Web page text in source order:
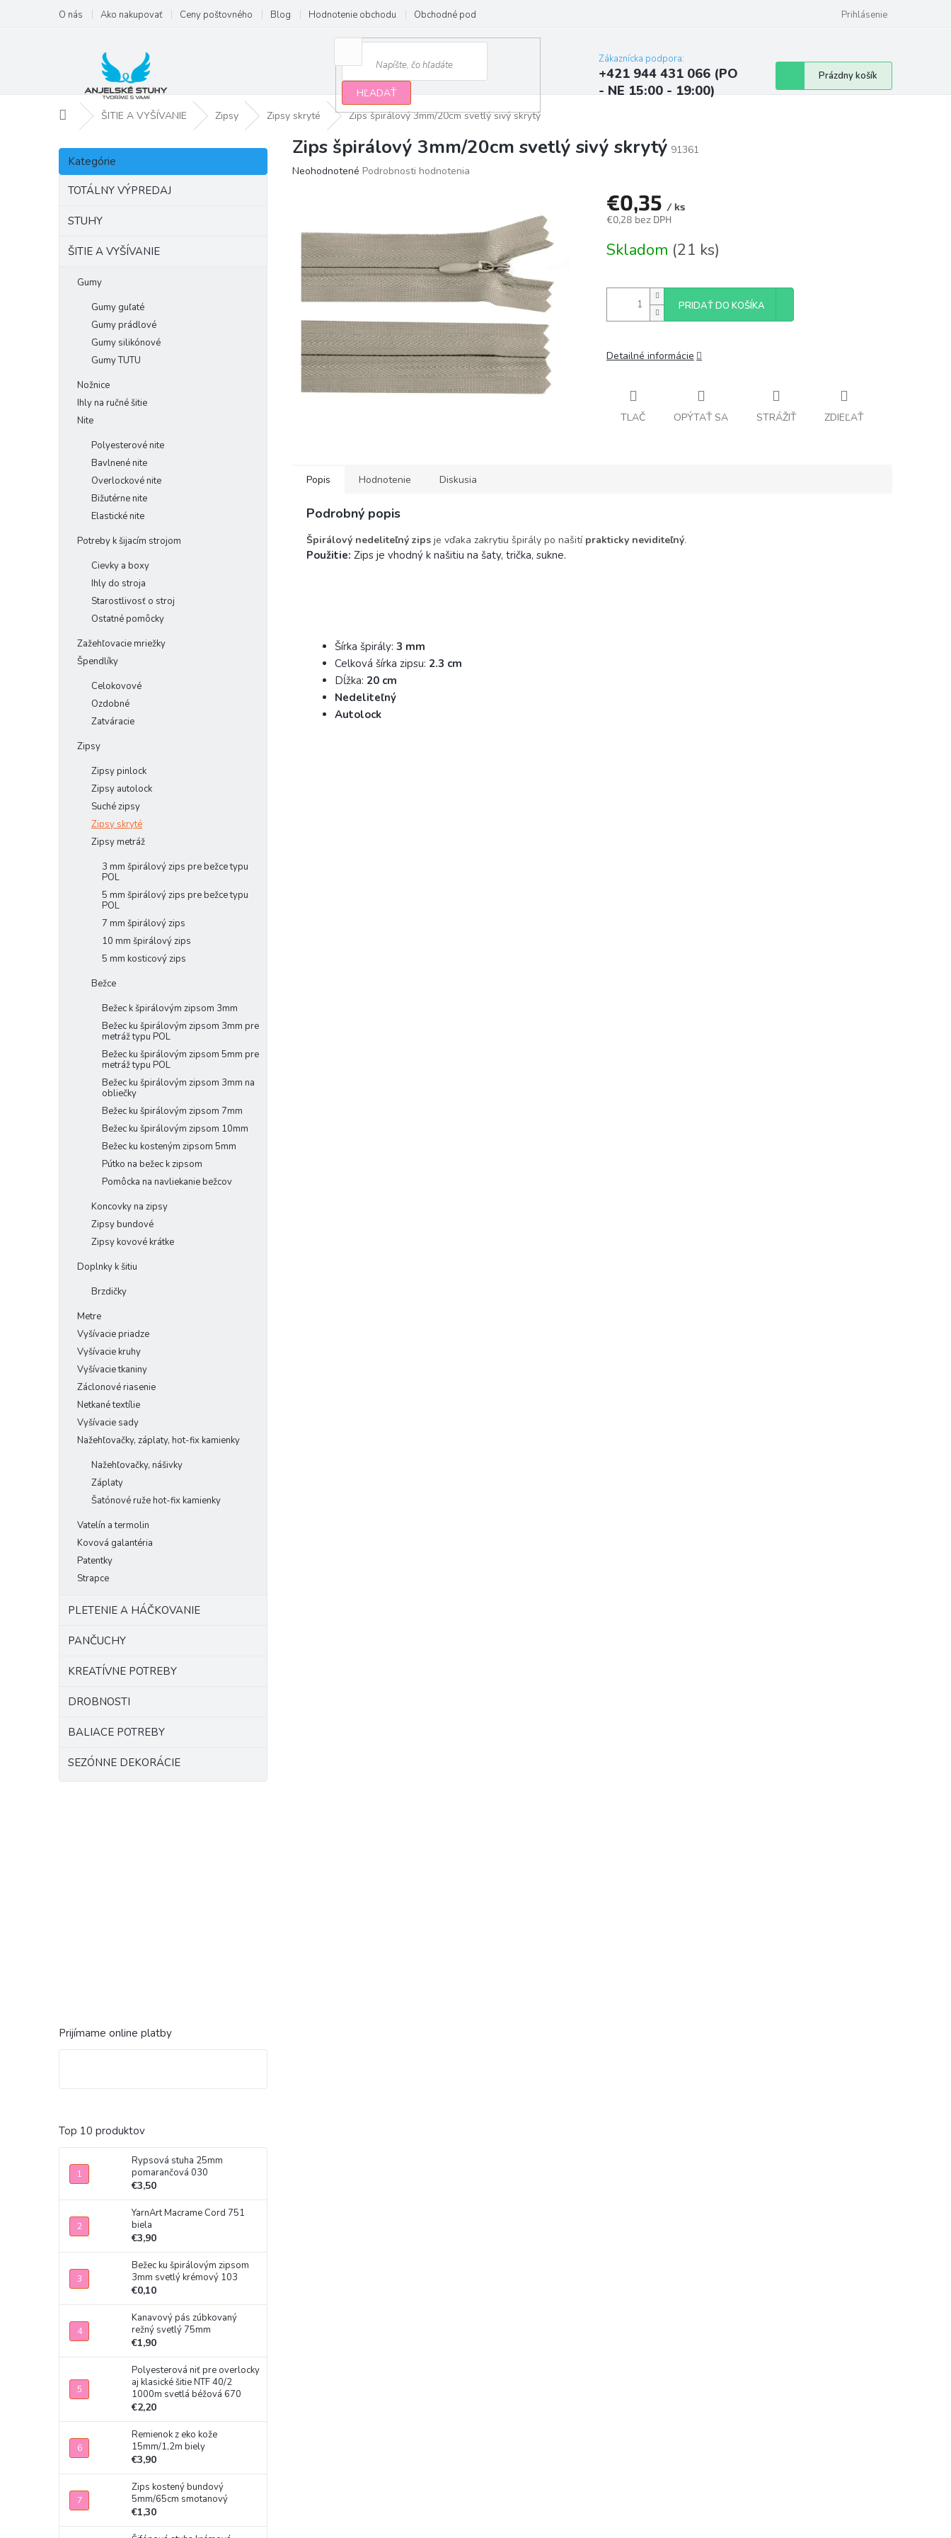
obsah
O nás Ako nakupovať Ceny poštovného Blog Hodnotenie obchodu Obchodné podmienky Najčastejšie otázky a odpovede
Prihlásenie
HĽADAŤ
Zákaznícka podpora:
+421 944 431 066 (PO
- NE 15:00 - 19:00)
Nákupný
košík
Prázdny košík
DomovŠITIE A VYŠÍVANIE Zipsy Zipsy skryté Zips špirálový 3mm/20cm svetlý sivý skrytý
B
č
Preskočiť
kategórie
Kategórie
TOTÁLNY VÝPREDAJ
STUHY
ŠITIE A VYŠÍVANIE
Gumy
Gumy guľaté
Gumy prádlové
Gumy silikónové
Gumy TUTU
Nožnice
Ihly na ručné šitie
Nite
Polyesterové nite
Bavlnené nite
Overlockové nite
Bižutérne nite
Elastické nite
Potreby k šijacím strojom
Cievky a boxy
Ihly do stroja
Starostlivosť o stroj
Ostatné pomôcky
Zažehľovacie mriežky
Špendlíky
Celokovové
Ozdobné
Zatváracie
Zipsy
Zipsy pinlock
Zipsy autolock
Suché zipsy
Zipsy skryté
Zipsy metráž
3 mm špirálový zips pre bežce typu
POL
5 mm špirálový zips pre bežce typu
POL
7 mm špirálový zips
10 mm špirálový zips
5 mm kosticový zips
Bežce
Bežec k špirálovým zipsom 3mm
Bežec ku špirálovým zipsom 3mm pre
metráž typu POL
Bežec ku špirálovým zipsom 5mm pre
metráž typu POL
Bežec ku špirálovým zipsom 3mm na
obliečky
Bežec ku špirálovým zipsom 7mm
Bežec ku špirálovým zipsom 10mm
Bežec ku kosteným zipsom 5mm
Pútko na bežec k zipsom
Pomôcka na navliekanie bežcov
Koncovky na zipsy
Zipsy bundové
Zipsy kovové krátke
Doplnky k šitiu
Brzdičky
Metre
Vyšívacie priadze
Vyšívacie kruhy
Vyšívacie tkaniny
Záclonové riasenie
Netkané textílie
Vyšívacie sady
Nažehľovačky, záplaty, hot-fix kamienky
Nažehľovačky, nášivky
Záplaty
Šatónové ruže hot-fix kamienky
Vatelín a termolin
Kovová galantéria
Patentky
Strapce
PLETENIE A HÁČKOVANIE
PANČUCHY
KREATÍVNE POTREBY
DROBNOSTI
BALIACE POTREBY
SEZÓNNE DEKORÁCIE
Prijímame online platby
Top 10 produktov
Rypsová stuha 25mm
pomarančová 030
€3,50
YarnArt Macrame Cord 751
biela
€3,90
Bežec ku špirálovým zipsom
3mm svetlý krémový 103
€0,10
Kanavový pás zúbkovaný
režný svetlý 75mm
€1,90
Polyesterová niť pre overlocky
aj klasické šitie NTF 40/2
1000m svetlá béžová 670
€2,20
Remienok z eko kože
15mm/1,2m biely
€3,90
Zips kostený bundový
5mm/65cm smotanový
€1,30
Zips špirálový 3mm/20cm svetlý sivý skrytý 91361
Priemerné
hviezdičiek.
Neohodnotené Podrobnosti hodnotenia
€0,35 / ks
€0,28 bez DPH
cena:
Skladom (21 ks)
PRIDAŤ DO KOŠÍKA
Detailné informácie
TLAČ OPÝTAŤ SA STRÁŽIŤ ZDIEĽAŤ
Popis Hodnotenie Diskusia
Podrobný popis
Špirálový nedeliteľný zips je vďaka zakrytiu špirály po našití prakticky neviditeľný.
Použitie: Zips je vhodný k našitiu na šaty, trička, sukne.
Šírka špirály: 3 mm
Celková šírka zipsu: 2.3 cm
Dĺžka: 20 cm
Nedeliteľný
Autolock